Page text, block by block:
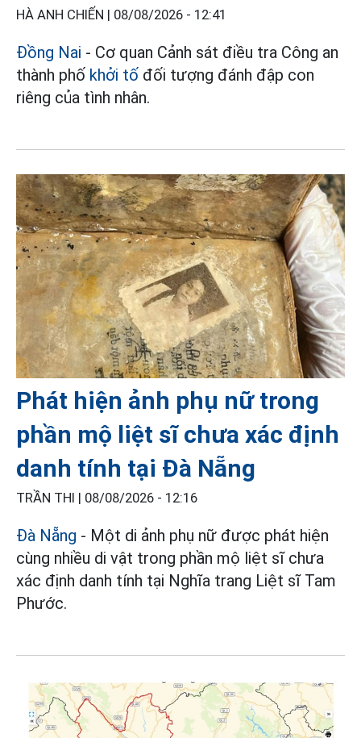
HÀ ANH CHIẾN | 08/08/2026 - 12:41
Đồng Nai - Cơ quan Cảnh sát điều tra Công an
thành phố khởi tố đối tượng đánh đập con
riêng của tình nhân.
Phát hiện ảnh phụ nữ trong
phần mộ liệt sĩ chưa xác định
danh tính tại Đà Nẵng
TRẦN THI | 08/08/2026 - 12:16
Đà Nẵng - Một di ảnh phụ nữ được phát hiện
cùng nhiều di vật trong phần mộ liệt sĩ chưa
xác định danh tính tại Nghĩa trang Liệt sĩ Tam
Phước.